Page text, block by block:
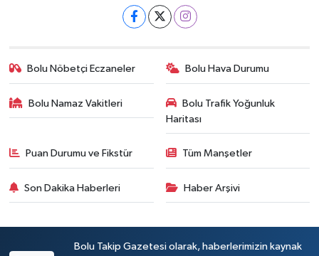
Bolu Nöbetçi Eczaneler Bolu Hava Durumu
Bolu Namaz Vakitleri
Bolu Trafik Yoğunluk
Haritası
Puan Durumu ve Fikstür Tüm Manşetler
Son Dakika Haberleri Haber Arşivi
Bolu Takip Gazetesi olarak, haberlerimizin kaynak